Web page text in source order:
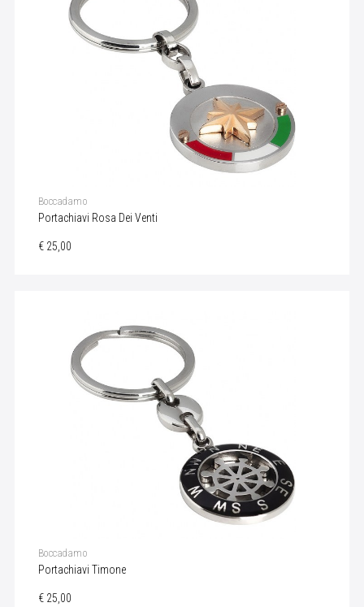
Boccadamo
Portachiavi Rosa Dei Venti
€ 25,00
Boccadamo
Portachiavi Timone
€ 25,00